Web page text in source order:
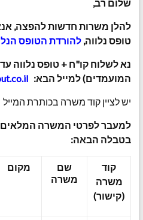
שלום רב,
להלן משרות חדשות להפצה,
טופס נלווה, להורדת הטופס
נא לשלוח קו"ח + טופס נלווה
המועמדים) למייל הבא:
יש לציין קוד משרה בכותרת המייל
למעבר לפרטי המשרה המלאים
בטבלה הבאה:
קוד
משרה
(קישור)
שם
משרה
מקום